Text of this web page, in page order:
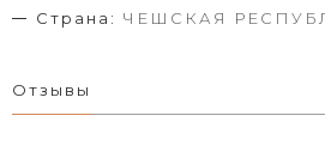
Страна: ЧЕШСКАЯ
Отзывы